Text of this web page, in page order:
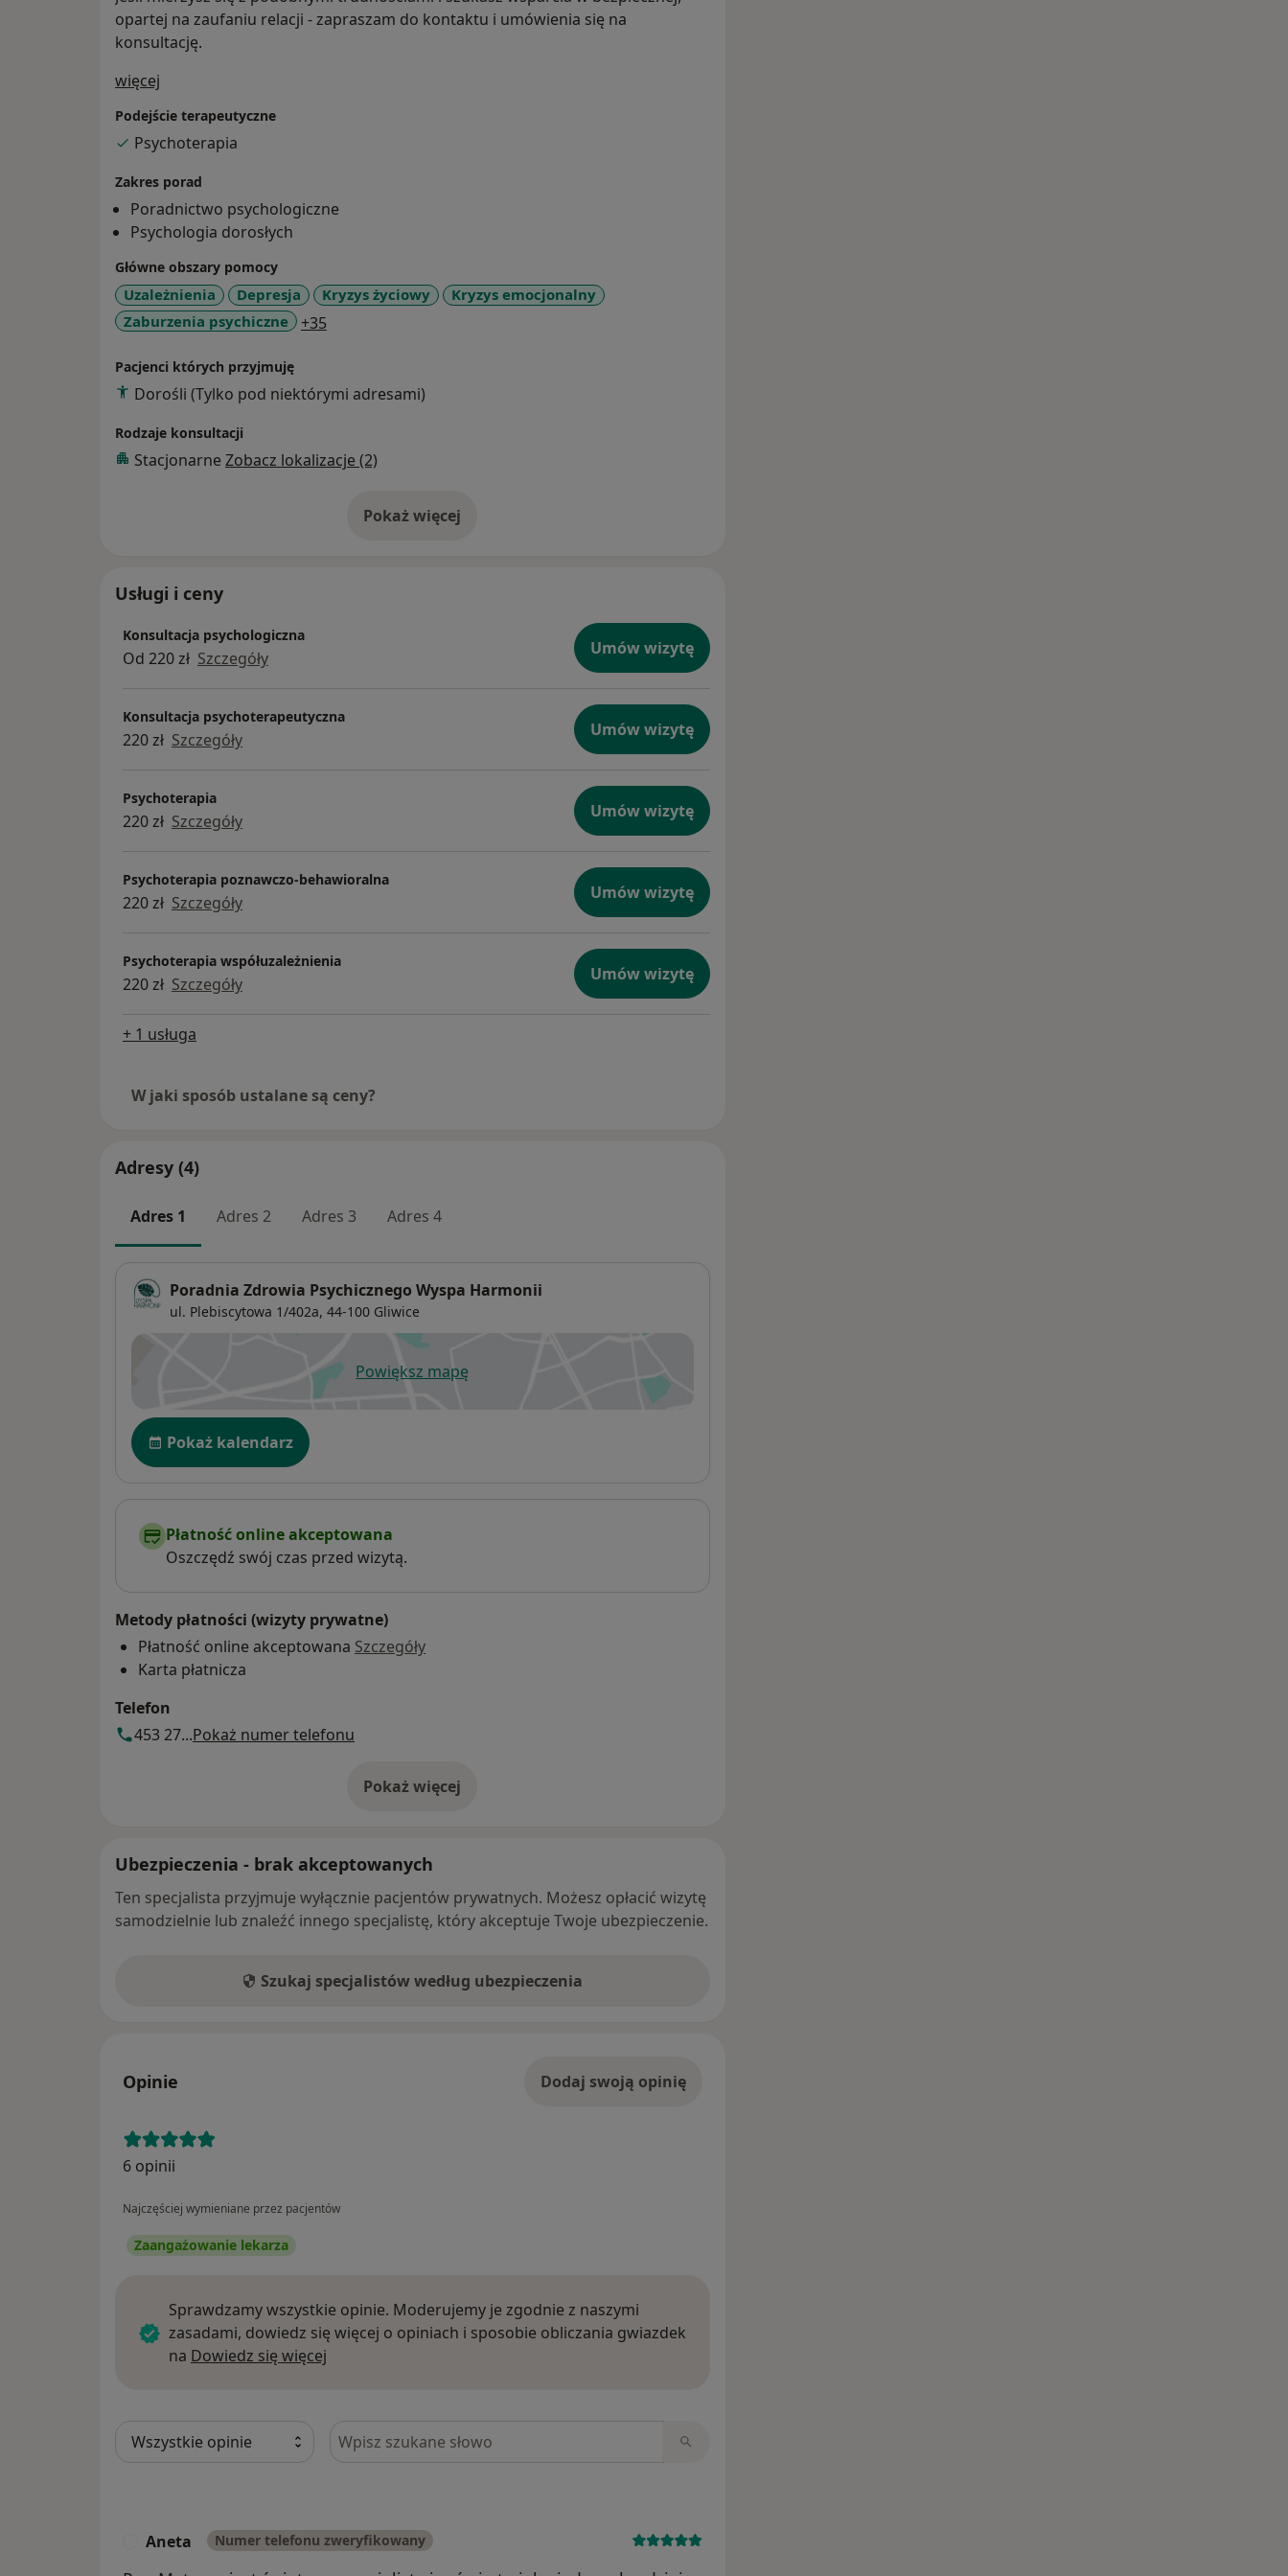
opartej na zaufaniu relacji - zapraszam do kontaktu i umówienia się na
konsultację.
więcej
Podejście terapeutyczne
Psychoterapia
Zakres porad
Poradnictwo psychologiczne
Psychologia dorosłych
Główne obszary pomocy
Uzależnienia Depresja Kryzys życiowy
Kryzys emocjonalny
Zaburzenia psychiczne
+35
Pacjenci których przyjmuję
Dorośli (Tylko pod niektórymi adresami)
Rodzaje konsultacji
Stacjonarne Zobacz lokalizacje (2)
Pokaż więcejo doświadczeniu
Usługi i ceny
Konsultacja psychologiczna
Od 220 zł Szczegóły Umów wizytę
Konsultacja psychoterapeutyczna
220 zł Szczegóły Umów wizytę
Psychoterapia
220 zł Szczegóły Umów wizytę
Psychoterapia poznawczo-behawioralna
220 zł Szczegóły Umów wizytę
Psychoterapia współuzależnienia
220 zł Szczegóły Umów wizytę
+ 1 usługa
W jaki sposób ustalane są ceny?
Adresy (4)
Adres 1 Adres 2 Adres 3 Adres 4
Poradnia Zdrowia Psychicznego Wyspa Harmonii
ul. Plebiscytowa 1/402a, 44-100 Gliwice
Powiększ mapęotwiera się w nowej karcie
Dostępność
Pokaż kalendarz
Płatność online akceptowana
Oszczędź swój czas przed wizytą.
Metody płatności (wizyty prywatne)
Płatność online akceptowana Szczegóły
Karta płatnicza
Telefon
453 27...Pokaż numer telefonu
Pokaż więcej
o adresie
Ubezpieczenia - brak akceptowanych
Ten specjalista przyjmuje wyłącznie pacjentów prywatnych. Możesz opłacić wizytę
samodzielnie lub znaleźć innego specjalistę, który akceptuje Twoje ubezpieczenie.
Szukaj specjalistów według ubezpieczenia
Opinie Dodaj swoją opinię
6 opinii
Najczęściej wymieniane przez pacjentów
Zaangażowanie lekarza
Sprawdzamy wszystkie opinie. Moderujemy je zgodnie z naszymi
zasadami, dowiedz się więcej o opiniach i sposobie obliczania gwiazdek
na Dowiedz się więcej
Szukaj w opiniach
Aneta Numer telefonu zweryfikowany